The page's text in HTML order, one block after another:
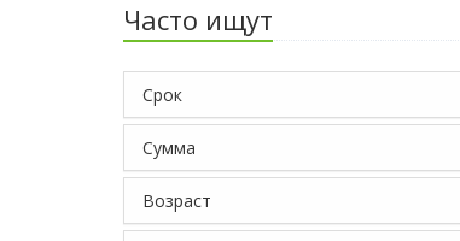
Часто ищут
Срок
Сумма
Возраст